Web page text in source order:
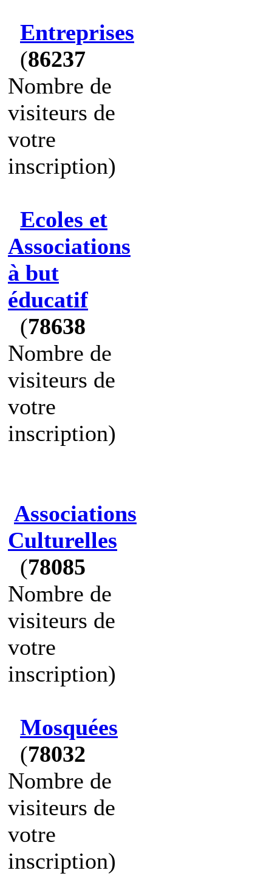
Entreprises
(86237
Nombre de
visiteurs de
votre
inscription)
Ecoles et
Associations
à but
éducatif
(78638
Nombre de
visiteurs de
votre
inscription)
Associations
Culturelles
(78085
Nombre de
visiteurs de
votre
inscription)
Mosquées
(78032
Nombre de
visiteurs de
votre
inscription)